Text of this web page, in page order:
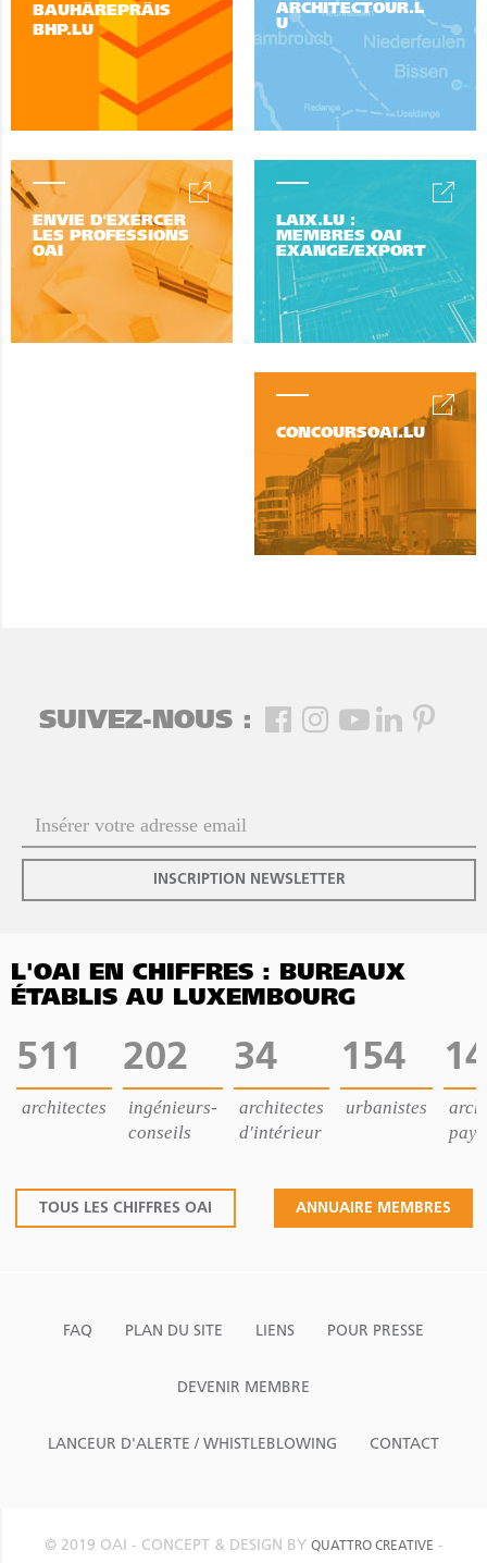
BAUHÄREPRÄIS
BHP.LU
ARCHITECTOUR.L
U
ENVIE D'EXERCER
LES PROFESSIONS
OAI
LAIX.LU :
MEMBRES OAI
EXANGE/EXPORT
CONCOURSOAI.LU
SUIVEZ-NOUS :
INSCRIPTION NEWSLETTER
L'OAI EN CHIFFRES : BUREAUX
ÉTABLIS AU LUXEMBOURG
511
architectes
202
ingénieurs-
conseils
34
architectes
d'intérieur
154
urbanistes
14
TOUS LES CHIFFRES OAI ANNUAIRE MEMBRES
FAQ PLAN DU SITE LIENS POUR PRESSE
DEVENIR MEMBRE
LANCEUR D'ALERTE / WHISTLEBLOWING CONTACT
© 2019 OAI - CONCEPT & DESIGN BY QUATTRO CREATIVE -